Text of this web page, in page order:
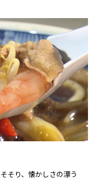
そり、懐かしさの漂う